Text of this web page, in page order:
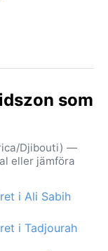
som
Djibouti) —
eller jämföra
i Ali Sabih
i Tadjourah